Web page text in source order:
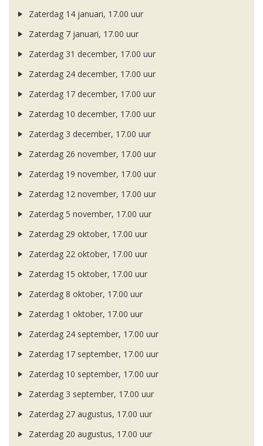
Zaterdag 14 januari, 17.00 uur
Zaterdag 7 januari, 17.00 uur
Zaterdag 31 december, 17.00 uur
Zaterdag 24 december, 17.00 uur
Zaterdag 17 december, 17.00 uur
Zaterdag 10 december, 17.00 uur
Zaterdag 3 december, 17.00 uur
Zaterdag 26 november, 17.00 uur
Zaterdag 19 november, 17.00 uur
Zaterdag 12 november, 17.00 uur
Zaterdag 5 november, 17.00 uur
Zaterdag 29 oktober, 17.00 uur
Zaterdag 22 oktober, 17.00 uur
Zaterdag 15 oktober, 17.00 uur
Zaterdag 8 oktober, 17.00 uur
Zaterdag 1 oktober, 17.00 uur
Zaterdag 24 september, 17.00 uur
Zaterdag 17 september, 17.00 uur
Zaterdag 10 september, 17.00 uur
Zaterdag 3 september, 17.00 uur
Zaterdag 27 augustus, 17.00 uur
Zaterdag 20 augustus, 17.00 uur